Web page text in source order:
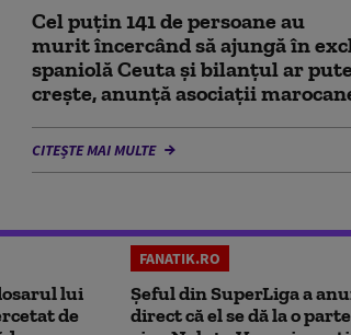
Cel puţin 141 de persoane au
murit încercând să ajungă în
spaniolă Ceuta şi bilanţul ar
creşte, anunță asociații
CITEȘTE MAI MULTE
lui
de
FANATIK.RO
Șeful din SuperLiga a
direct că el se dă la o